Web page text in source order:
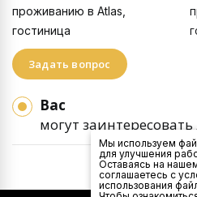
проживанию в Аtlas,
гостиница
Задать вопрос
Вас
могут
Мы используем
для улучшения
Оставаясь на
соглашаетесь с
использования